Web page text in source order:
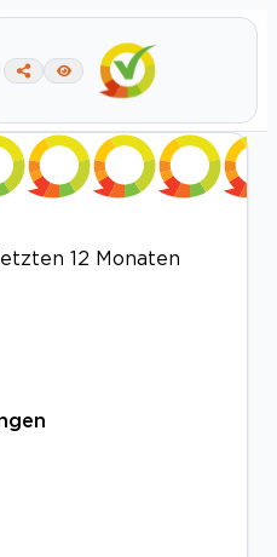
12 Monaten